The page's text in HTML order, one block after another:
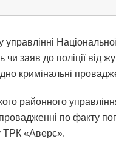
заяв до поліції від
кримінальні
районного
по факту
ТРК «Аверс».